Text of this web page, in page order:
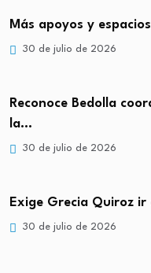
Más apoyos y
30 de julio de 2026
Reconoce Bedolla
la…
30 de julio de 2026
Exige Grecia Quiroz
30 de julio de 2026